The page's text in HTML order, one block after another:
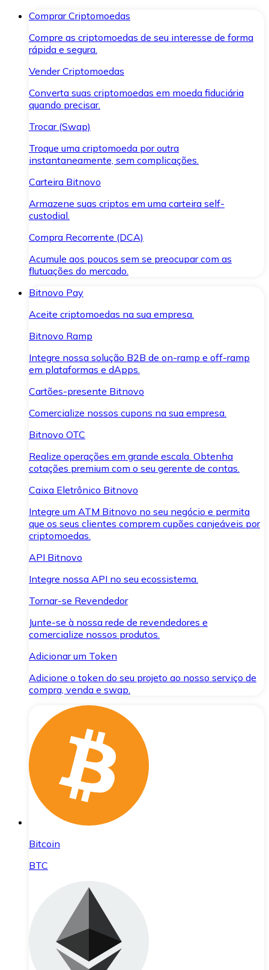
Comprar Criptomoedas
Compre as criptomoedas de seu interesse de forma
rápida e segura.
Vender Criptomoedas
Converta suas criptomoedas em moeda fiduciária
quando precisar.
Trocar (Swap)
Troque uma criptomoeda por outra
instantaneamente, sem complicações.
Carteira Bitnovo
Armazene suas criptos em uma carteira self-
custodial.
Compra Recorrente (DCA)
Acumule aos poucos sem se preocupar com as
flutuações do mercado.
Bitnovo Pay
Aceite criptomoedas na sua empresa.
Bitnovo Ramp
Integre nossa solução B2B de on-ramp e off-ramp
em plataformas e dApps.
Cartões-presente Bitnovo
Comercialize nossos cupons na sua empresa.
Bitnovo OTC
Realize operações em grande escala. Obtenha
cotações premium com o seu gerente de contas.
Caixa Eletrônico Bitnovo
Integre um ATM Bitnovo no seu negócio e permita
que os seus clientes comprem cupões canjeáveis por
criptomoedas.
API Bitnovo
Integre nossa API no seu ecossistema.
Tornar-se Revendedor
Junte-se à nossa rede de revendedores e
comercialize nossos produtos.
Adicionar um Token
Adicione o token do seu projeto ao nosso serviço de
compra, venda e swap.
Bitcoin
BTC